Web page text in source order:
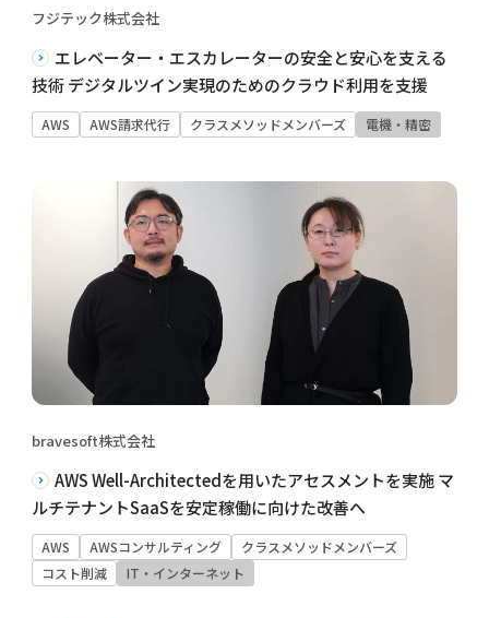
フジテック株式会社
エレベーター・エスカレーターの安全と安心を支える
技術 デジタルツイン実現のためのクラウド利用を支援
AWS AWS請求代行 クラスメソッドメンバーズ 電機・精密
bravesoft株式会社
AWS Well-Architectedを用いたアセスメントを実施 マ
ルチテナントSaaSを安定稼働に向けた改善へ
AWS AWSコンサルティング
クラスメソッドメンバーズ
コスト削減
IT・インターネット